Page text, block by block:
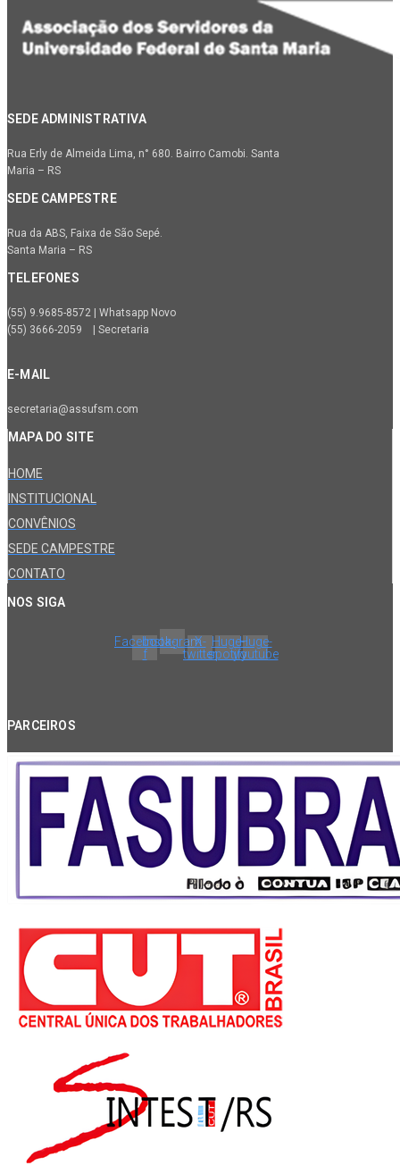
SEDE ADMINISTRATIVA
Rua Erly de Almeida Lima, n° 680. Bairro Camobi. Santa
Maria – RS
SEDE CAMPESTRE
Rua da ABS, Faixa de São Sepé.
Santa Maria – RS
TELEFONES
(55) 9.9685-8572 | Whatsapp Novo
(55) 3666-2059 | Secretaria
E-MAIL
secretaria@assufsm.com
MAPA DO SITE
HOME
INSTITUCIONAL
CONVÊNIOS
SEDE CAMPESTRE
CONTATO
NOS SIGA
Facebook-
f
InstagramX-
twitter
Huge-
spotify
Huge-
youtube
PARCEIROS